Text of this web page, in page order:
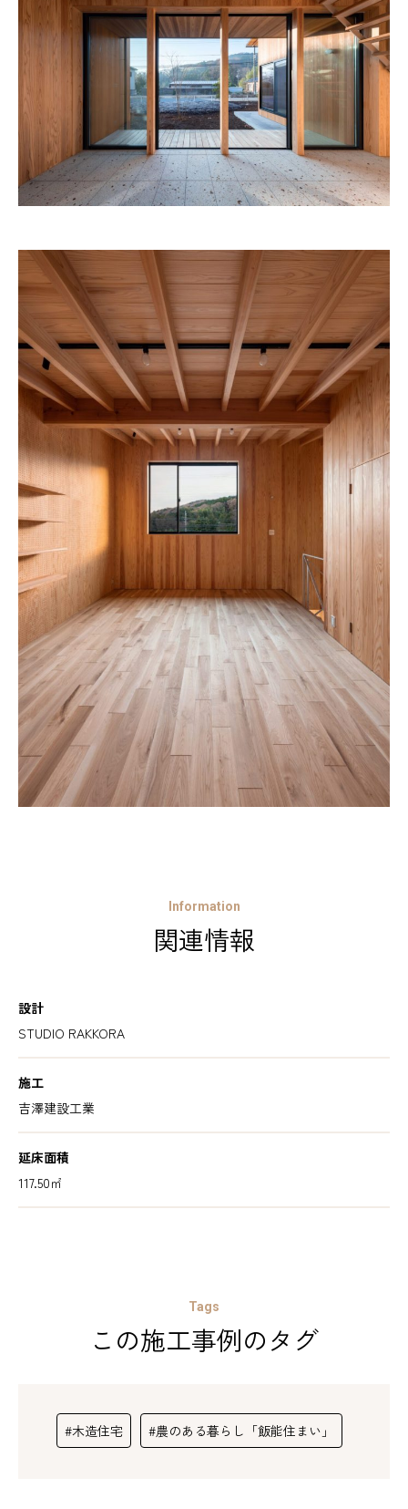
Information
関連情報
設計
STUDIO RAKKORA
施工
吉澤建設工業
延床面積
117.50㎡
Tags
この施工事例のタグ
#木造住宅 #農のある暮らし「飯能住まい」